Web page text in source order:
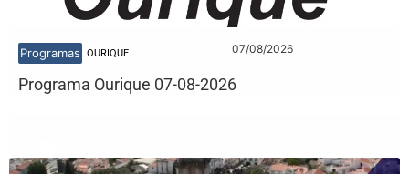
Programas OURIQUE 07/08/2026
Programa Ourique 07-08-2026